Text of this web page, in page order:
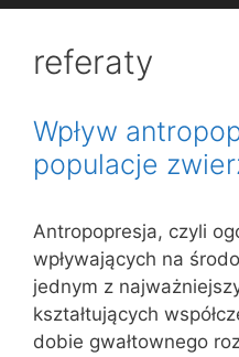
referaty
Wpływ
populacje
Antropopresja, czyli
wpływających na
jednym z
kształtujących
dobie gwałtownego